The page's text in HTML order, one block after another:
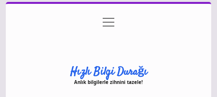
Gizlilik Politikası
menüyü
aç
Hızlı Bilgi Durağı
Anlık bilgilerle zihnini tazele!